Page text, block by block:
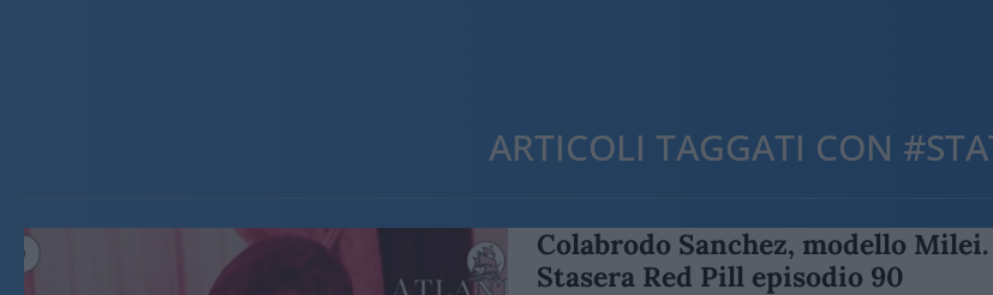
ARTICOLI TAGGATI CON
Colabrodo Sanchez, modello Milei.
Stasera Red Pill episodio 90